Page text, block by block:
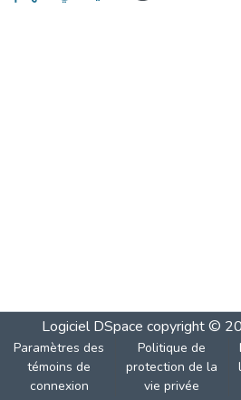
Logiciel DSpace copyright ©
Paramètres des
témoins de
connexion
Politique de
protection de la
vie privée